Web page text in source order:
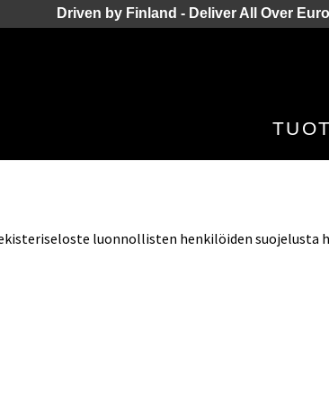
Driven by Finland - Deliver All Over
luonnollisten henkilöiden suojelusta